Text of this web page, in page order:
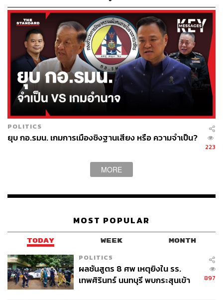
‘Friends of Bangkok’
POLITICS
ยุบ กอ.รมน. เกมการเมืองชิงฐานเสียง หรือ ความจำเป็น?
223
MORE
MOST POPULAR
TODAY WEEK MONTH
POLITICS
ผลชันสูตร 8 ศพ เหตุยิงใน รร.
เทพศิรินทร์ นนทบุรี พบกระสุนเข้า
897